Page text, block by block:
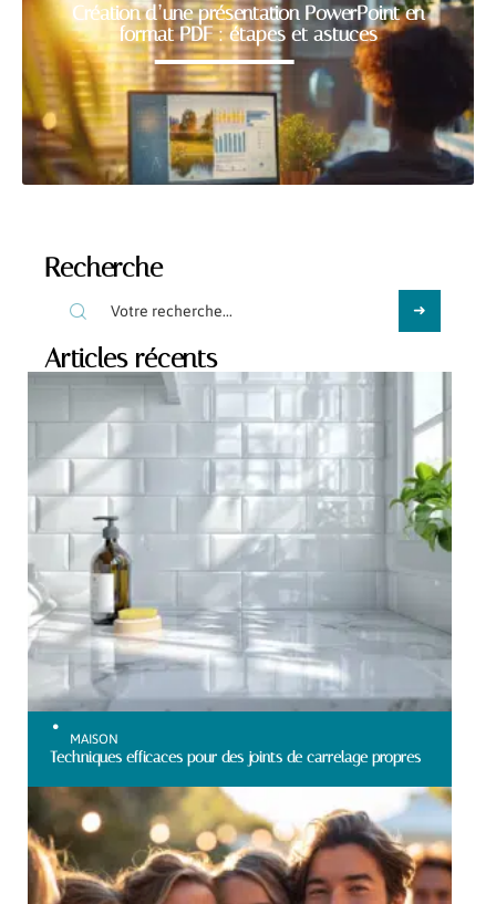
Création d’une présentation PowerPoint en
format PDF : étapes et astuces
Recherche
Articles récents
MAISON
Techniques efficaces pour des joints de carrelage propres